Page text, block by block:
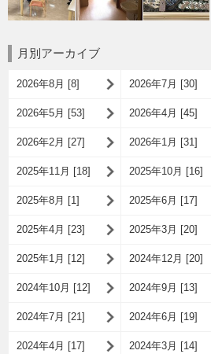
月別アーカイブ
2026年8月 [8] 2026年7月 [30]
2026年5月 [53] 2026年4月 [45]
2026年2月 [27] 2026年1月 [31]
2025年11月 [18] 2025年10月 [16]
2025年8月 [1] 2025年6月 [17]
2025年4月 [23] 2025年3月 [20]
2025年1月 [12] 2024年12月 [20]
2024年10月 [12] 2024年9月 [13]
2024年7月 [21] 2024年6月 [19]
2024年4月 [17] 2024年3月 [14]